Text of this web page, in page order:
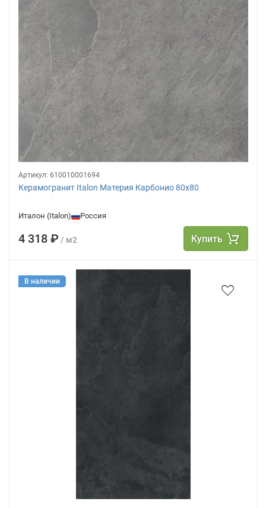
Артикул: 610010001694
Керамогранит Italon Материя Карбонио 80х80
Италон (Italon) Россия
4 318 ₽ / м2 Купить
В наличии